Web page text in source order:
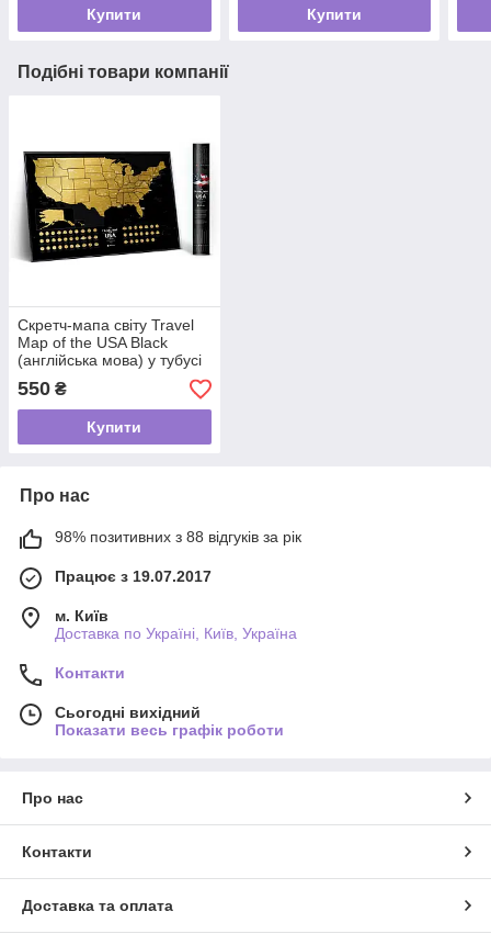
Купити Купити
Подібні товари компанії
Скретч-мапа світу Travel
Map of the USA Black
(англійська мова) у тубусі
550 ₴
Купити
Про нас
98% позитивних з 88 відгуків за рік
Працює з 19.07.2017
м. Київ
Доставка по Україні, Київ, Україна
Контакти
Сьогодні вихідний
Показати весь графік роботи
Про нас
Контакти
Доставка та оплата